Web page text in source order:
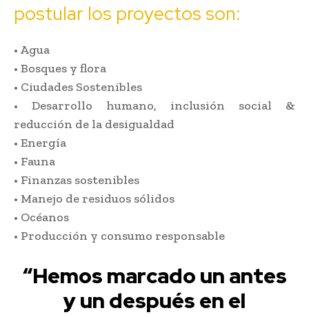
postular los proyectos son:
• Agua
• Bosques y flora
• Ciudades Sostenibles
• Desarrollo humano, inclusión social &
reducción de la desigualdad
• Energía
• Fauna
• Finanzas sostenibles
• Manejo de residuos sólidos
• Océanos
• Producción y consumo responsable
“Hemos marcado un antes
y un después en el